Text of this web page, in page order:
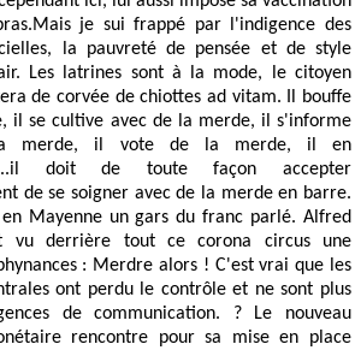
je sui frappé par l'indigence des
la pauvreté de pensée et de style
Les latrines sont à la mode, le citoyen
de corvée de chiottes ad vitam. Il bouffe
il se cultive avec de la merde, il s'informe
merde, il vote de la merde, il en
doit de toute façon accepter
de se soigner avec de la merde en barre.
en Mayenne un gars du franc parlé. Alfred
vu derrière tout ce corona circus une
: Merdre alors ! C'est vrai que les
ont perdu le contrôle et ne sont plus
de communication. ? Le nouveau
rencontre pour sa mise en place